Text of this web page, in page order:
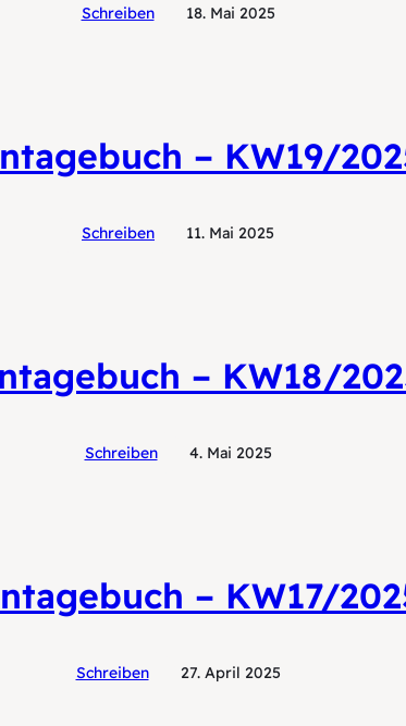
Schreiben 18. Mai 2025
– KW19/
Schreiben 11. Mai 2025
– KW18/
Schreiben 4. Mai 2025
– KW17/
Schreiben 27. April 2025